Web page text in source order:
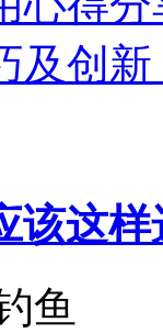
及创
该这
鱼